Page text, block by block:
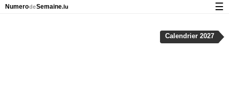
Calendrier 2027
NumerodeSemaine.lu ☰